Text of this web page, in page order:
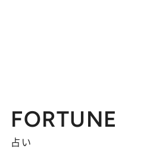
FORTUNE
占い